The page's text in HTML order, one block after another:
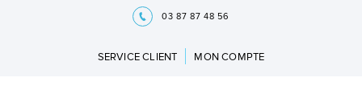
03 87 87 48 56
SERVICE CLIENT MON COMPTE